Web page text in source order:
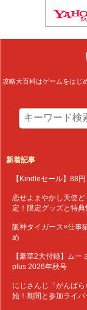
攻略大百科はゲームをはじ
新着記事
【Kindleセール】88
恋せよまやかし天使
定！限定グッズと特
阪神タイガース×仕事
め
【豪華2大付録】ム
plus 2026年秋号
にじさんじ「がんば
始！期間と参加ライバ